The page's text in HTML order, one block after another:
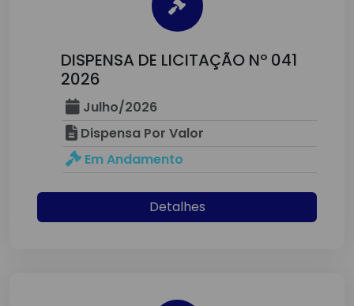
DISPENSA DE LICITAÇÃO Nº 041
2026
Julho/2026
Dispensa Por Valor
Em Andamento
Detalhes